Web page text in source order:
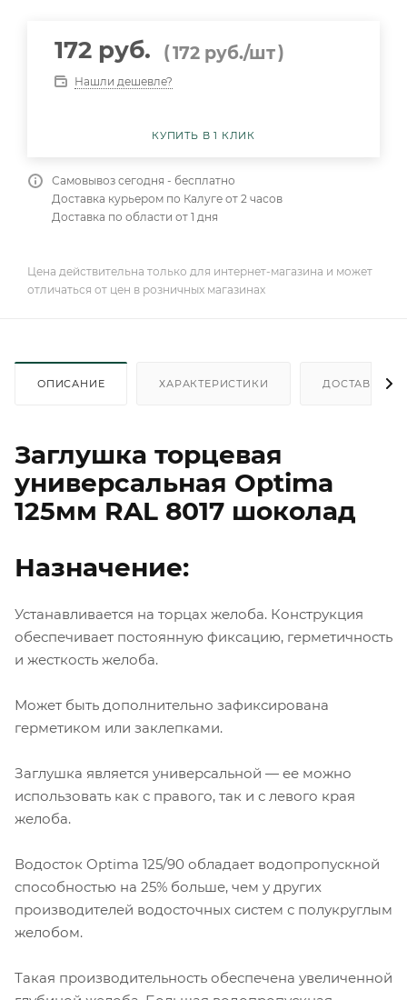
172 руб. (172 руб./шт)
Нашли дешевле?
КУПИТЬ В 1 КЛИК
Самовывоз сегодня - бесплатно
Доставка курьером по Калуге от 2 часов
Доставка по области от 1 дня
Цена действительна только для интернет-магазина и может
отличаться от цен в розничных магазинах
ОПИСАНИЕ ХАРАКТЕРИСТИКИ ДОСТАВКА
Заглушка торцевая
универсальная Optima
125мм RAL 8017 шоколад
Назначение:
Устанавливается на торцах желоба. Конструкция
обеспечивает постоянную фиксацию, герметичность
и жесткость желоба.
Может быть дополнительно зафиксирована
герметиком или заклепками.
Заглушка является универсальной — ее можно
использовать как с правого, так и с левого края
желоба.
Водосток Optima 125/90 обладает водопропускной
способностью на 25% больше, чем у других
производителей водосточных систем с полукруглым
желобом.
Такая производительность обеспечена увеличенной